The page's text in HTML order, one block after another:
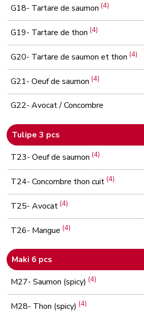
G18- Tartare de saumon(4)
G19- Tartare de thon(4)
G20- Tartare de saumon et thon(4)
G21- Oeuf de saumon(4)
G22- Avocat / Concombre
Tulipe 3 pcs
T23- Oeuf de saumon(4)
T24- Concombre thon cuit(4)
T25- Avocat(4)
T26- Mangue(4)
Maki 6 pcs
M27- Saumon (spicy)(4)
M28- Thon (spicy)(4)